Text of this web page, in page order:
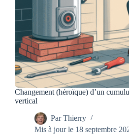
Changement (héroïque) d’un
vertical
Par Thierry
Mis à jour le 18 septembre